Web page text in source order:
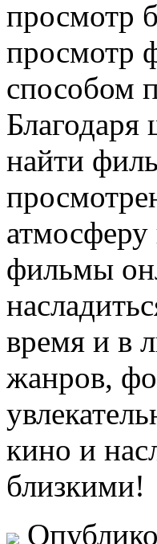
просмотр
просмотр
способом
найти
фильмы
время и в
жанров,
кино и
близкими!